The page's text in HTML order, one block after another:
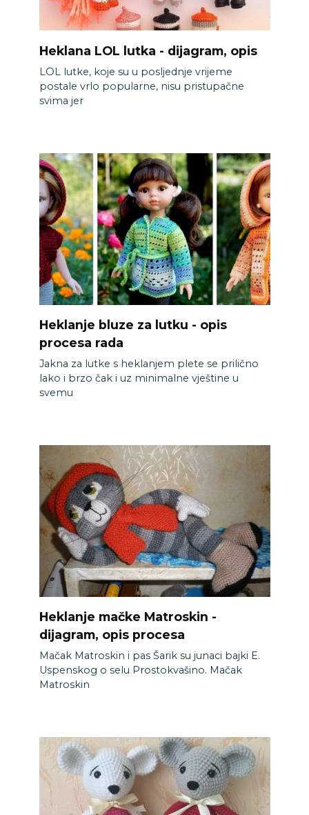
Heklana LOL lutka - dijagram, opis
LOL lutke, koje su u posljednje vrijeme
postale vrlo popularne, nisu pristupačne
svima jer
Heklanje bluze za lutku - opis
procesa rada
Jakna za lutke s heklanjem plete se prilično
lako i brzo čak i uz minimalne vještine u
svemu
Heklanje mačke Matroskin -
dijagram, opis procesa
Mačak Matroskin i pas Šarik su junaci bajki E.
Uspenskog o selu Prostokvašino. Mačak
Matroskin